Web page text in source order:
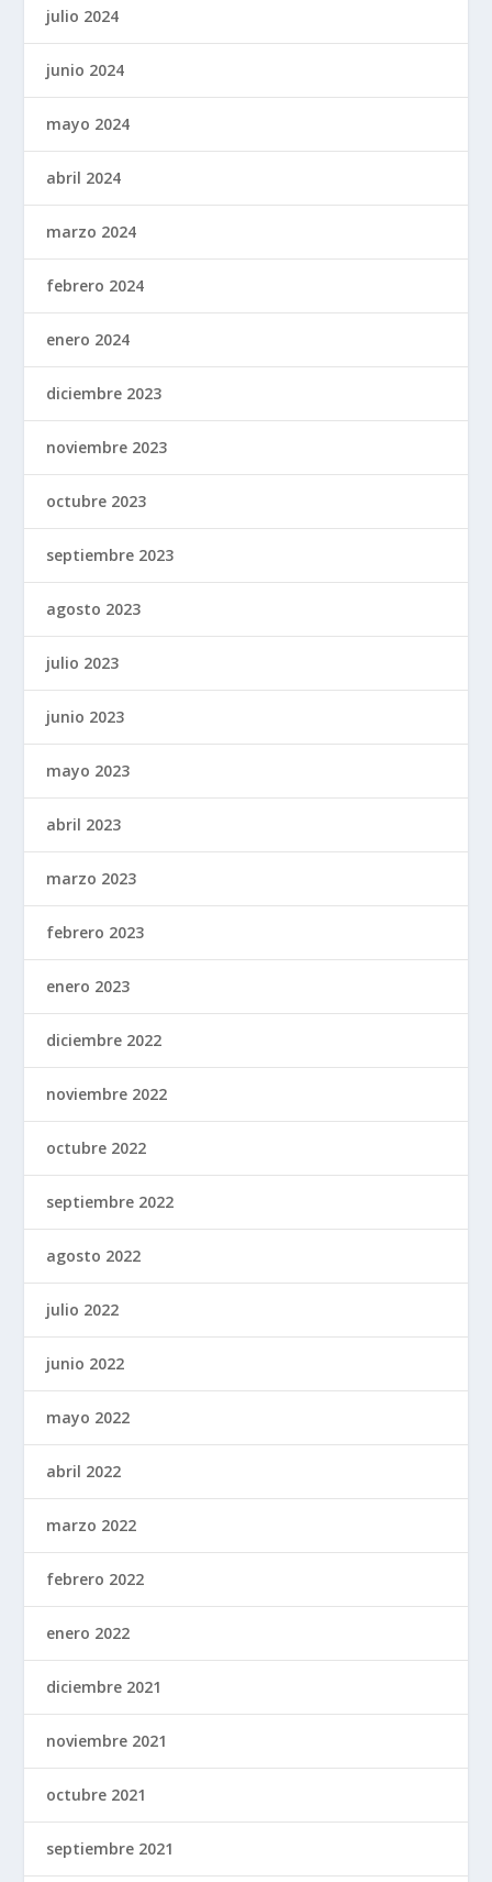
julio 2024
junio 2024
mayo 2024
abril 2024
marzo 2024
febrero 2024
enero 2024
diciembre 2023
noviembre 2023
octubre 2023
septiembre 2023
agosto 2023
julio 2023
junio 2023
mayo 2023
abril 2023
marzo 2023
febrero 2023
enero 2023
diciembre 2022
noviembre 2022
octubre 2022
septiembre 2022
agosto 2022
julio 2022
junio 2022
mayo 2022
abril 2022
marzo 2022
febrero 2022
enero 2022
diciembre 2021
noviembre 2021
octubre 2021
septiembre 2021